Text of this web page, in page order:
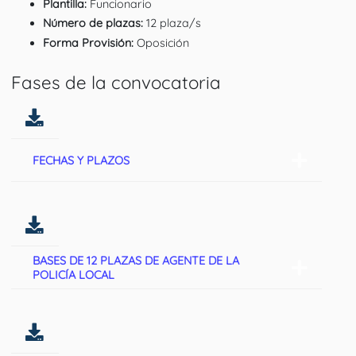
Plantilla: Funcionario
Número de plazas:12 plaza/s
Forma Provisión:Oposición
Fases de la convocatoria
FECHAS Y PLAZOS
BASES DE 12 PLAZAS DE AGENTE DE LA
POLICÍA LOCAL